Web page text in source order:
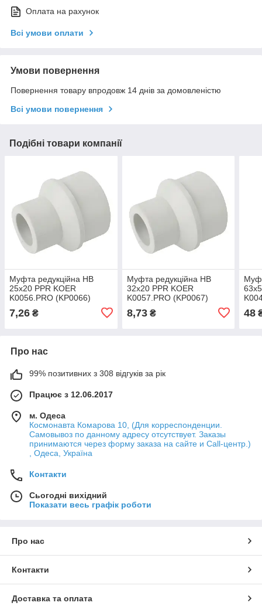
Оплата на рахунок
Всі умови оплати
Умови повернення
Повернення товару впродовж 14 днів за домовленістю
Всі умови повернення
Подібні товари компанії
Муфта редукційна HB
25x20 PPR KOER
K0056.PRO (KP0066)
7,26 ₴
Муфта редукційна HB
32x20 PPR KOER
K0057.PRO (KP0067)
8,73₴ 48
Про нас
99% позитивних з 308 відгуків за рік
Працює з 12.06.2017
м. Одеса
Космонавта Комарова 10, (Для корреспонденции.
Самовывоз по данному адресу отсутствует. Заказы
принимаются через форму заказа на сайте и Call-центр.)
, Одеса, Україна
Контакти
Сьогодні вихідний
Показати весь графік роботи
Про нас
Контакти
Доставка та оплата